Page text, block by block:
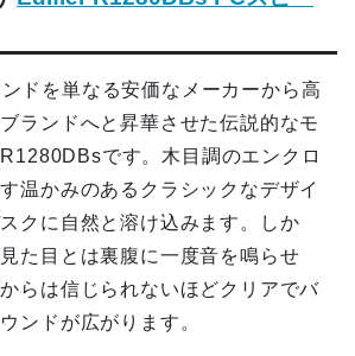
ドを単なる安価なメーカーから高
ランドへと昇華させた伝説的なモ
です。木目調のエンクロ
温かみのあるクラシックなデザイ
クに自然と溶け込みます。しか
た目とは裏腹に一度音を鳴らせ
らは信じられないほどクリアでバ
ンドが広がります。